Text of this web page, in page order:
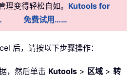
理变得轻松自如。 Kutools for
免费试用……
后，请按以下步骤操作：
，然后单击 Kutools > 区域 > 转